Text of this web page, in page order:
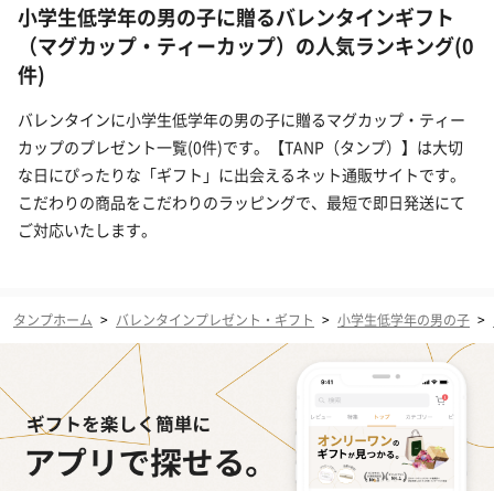
小学生低学年の男の子に贈るバレンタインギフト
（マグカップ・ティーカップ）の人気ランキング(0
件)
バレンタインに小学生低学年の男の子に贈るマグカップ・ティー
カップのプレゼント一覧(0件)です。【TANP（タンプ）】は大切
な日にぴったりな「ギフト」に出会えるネット通販サイトです。
こだわりの商品をこだわりのラッピングで、最短で即日発送にて
ご対応いたします。
タンプホーム > バレンタインプレゼント・ギフト > 小学生低学年の男の子 >